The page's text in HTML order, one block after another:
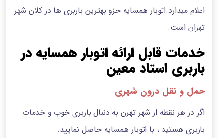
اعلام میدارد.اتوبار همسایه جزو بهترین باربری ها در کلان شهر
تهران است.
خدمات قابل ارائه اتوبار همسایه در
باربری استاد معین
حمل و نقل درون شهری
اگر در هر نقطه از شهر تهرن به دنبال باربری خوب و خدمات
باربری هستید ، با اتوبار همسایه حاصل نمایید.